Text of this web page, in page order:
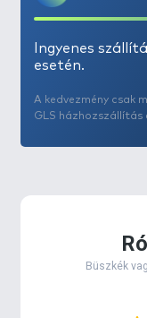
Ingyenes
esetén.
A kedvezmény csak
GLS házhozszállítás